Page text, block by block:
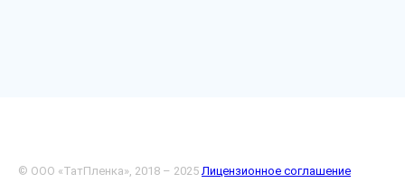
© ООО «ТатПленка», 2018 – 2025 Лицензионное соглашение